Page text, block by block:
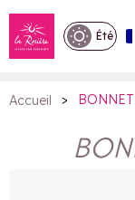
Été
BONNET
Accueil >